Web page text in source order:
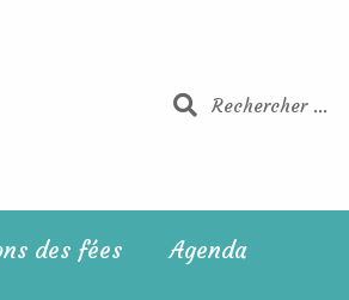
RechercherRechercher
des fées
Agenda